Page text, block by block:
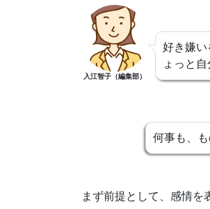
入江智子（編集部）
好き嫌い
ょっと
何事も、
まず前提として、感情を